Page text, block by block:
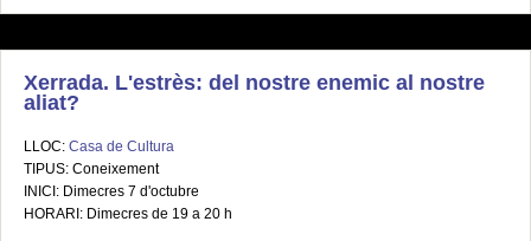
Xerrada. L'estrès: del nostre enemic al nostre
aliat?
LLOC: Casa de Cultura
TIPUS: Coneixement
INICI: Dimecres 7 d'octubre
HORARI: Dimecres de 19 a 20 h